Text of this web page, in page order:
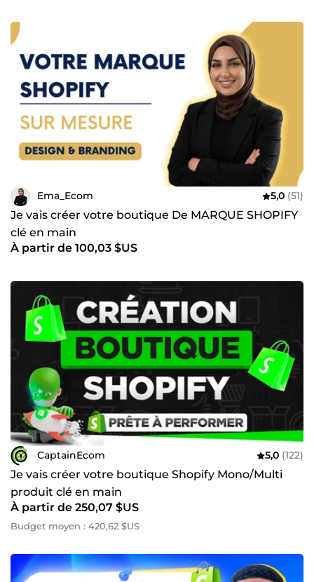
Ema_Ecom 5,0 (51)
Je vais créer votre boutique De MARQUE SHOPIFY
clé en main
À partir de 100,03 $US
CaptainEcom 5,0 (122)
Je vais créer votre boutique Shopify Mono/Multi
produit clé en main
À partir de 250,07 $US
Budget moyen : 420,62 $US